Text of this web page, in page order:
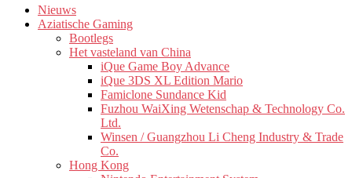
Nieuws
Aziatische Gaming
Bootlegs
Het vasteland van China
iQue Game Boy Advance
iQue 3DS XL Edition Mario
Famiclone Sundance Kid
Fuzhou WaiXing Wetenschap & Technology Co.
Ltd.
Winsen / Guangzhou Li Cheng Industry & Trade
Co.
Hong Kong